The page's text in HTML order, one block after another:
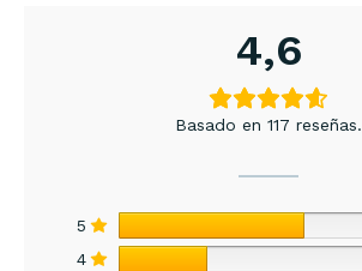
4,6
Basado en 117 reseñas.
5
4